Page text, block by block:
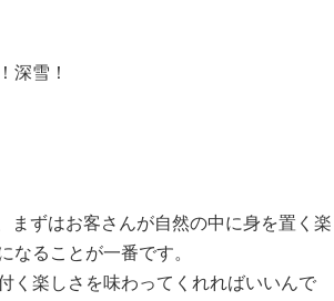
深雪！
まずはお客さんが自然の中に身を置く楽
なることが一番です。
く楽しさを味わってくれればいいんで